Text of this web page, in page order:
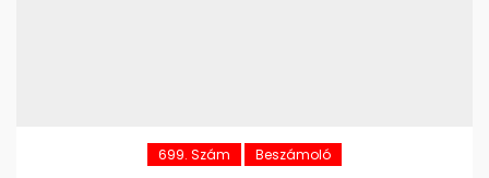
699. Szám Beszámoló